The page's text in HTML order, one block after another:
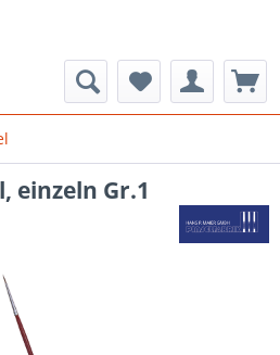
einzeln Gr.1